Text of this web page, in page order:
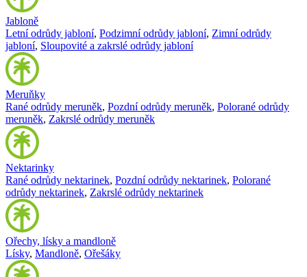
Jabloně
Letní odrůdy jabloní, Podzimní odrůdy jabloní, Zimní odrůdy
jabloní, Sloupovité a zakrslé odrůdy jabloní
Meruňky
Rané odrůdy meruněk, Pozdní odrůdy meruněk, Polorané odrůdy
meruněk, Zakrslé odrůdy meruněk
Nektarinky
Rané odrůdy nektarinek, Pozdní odrůdy nektarinek, Polorané
odrůdy nektarinek, Zakrslé odrůdy nektarinek
Ořechy, lísky a mandloně
Lísky, Mandloně, Ořešáky